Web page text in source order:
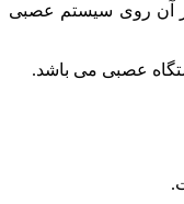
آن روی سیستم عصبی
عصبی می باشد.